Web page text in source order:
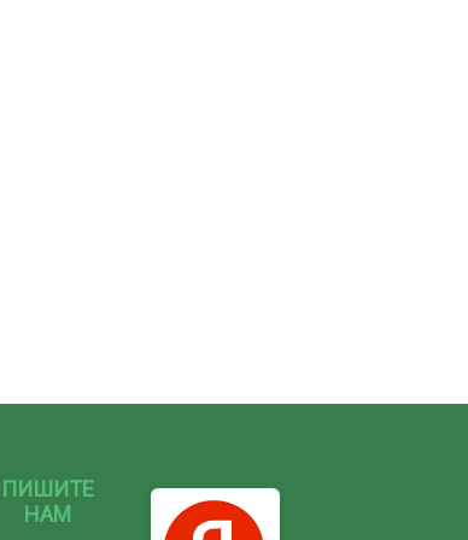
ПИШИТЕ
НАМ